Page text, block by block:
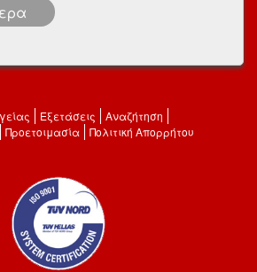
Εξετάσεις
Αναζήτηση
Προετοιμασία Πολιτική Απορρήτου